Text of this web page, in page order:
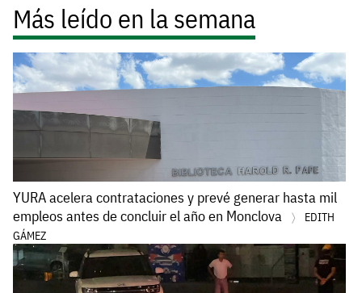
Más leído en la semana
YURA acelera contrataciones y prevé generar hasta mil
empleos antes de concluir el año en Monclova
EDITH
GÁMEZ